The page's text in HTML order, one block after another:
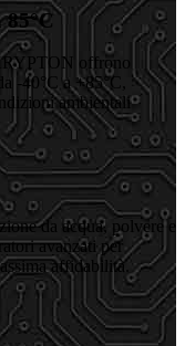
offrono
-40°C a +85°C,
ambientali
da acqua, polvere e
avanzati per
affidabilità.